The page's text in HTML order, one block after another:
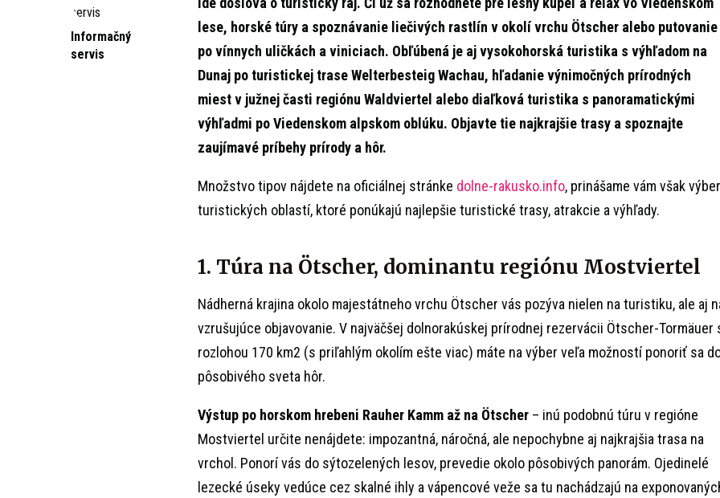
Informačný
servis
lese, horské túry a spoznávanie liečivých rastlín v okolí vrchu Ötscher alebo putovanie
po vínnych uličkách a viniciach. Obľúbená je aj vysokohorská turistika s výhľadom na
Dunaj po turistickej trase Welterbesteig Wachau, hľadanie výnimočných prírodných
miest v južnej časti regiónu Waldviertel alebo diaľková turistika s panoramatickými
výhľadmi po Viedenskom alpskom oblúku. Objavte tie najkrajšie trasy a spoznajte
zaujímavé príbehy prírody a hôr.
Množstvo tipov nájdete na oficiálnej stránke dolne-rakusko.info, prinášame vám však výber
turistických oblastí, ktoré ponúkajú najlepšie turistické trasy, atrakcie a výhľady.
1. Túra na Ötscher, dominantu regiónu Mostviertel
Nádherná krajina okolo majestátneho vrchu Ötscher vás pozýva nielen na turistiku, ale aj
vzrušujúce objavovanie. V najväčšej dolnorakúskej prírodnej rezervácii Ötscher-Tormäuer
rozlohou 170 km2 (s priľahlým okolím ešte viac) máte na výber veľa možností ponoriť sa
pôsobivého sveta hôr.
Výstup po horskom hrebeni Rauher Kamm až na Ötscher – inú podobnú túru v regióne
Mostviertel určite nenájdete: impozantná, náročná, ale nepochybne aj najkrajšia trasa na
vrchol. Ponorí vás do sýtozelených lesov, prevedie okolo pôsobivých panorám. Ojedinelé
lezecké úseky vedúce cez skalné ihly a vápencové veže sa tu nachádzajú na